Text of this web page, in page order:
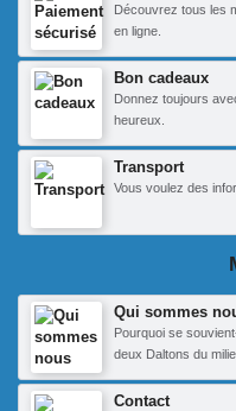
Découvrez tous les
en ligne.
Bon cadeaux
Donnez toujours
heureux.
Transport
Vous voulez des
Qui sommes
Pourquoi se
deux Daltons du
Contact